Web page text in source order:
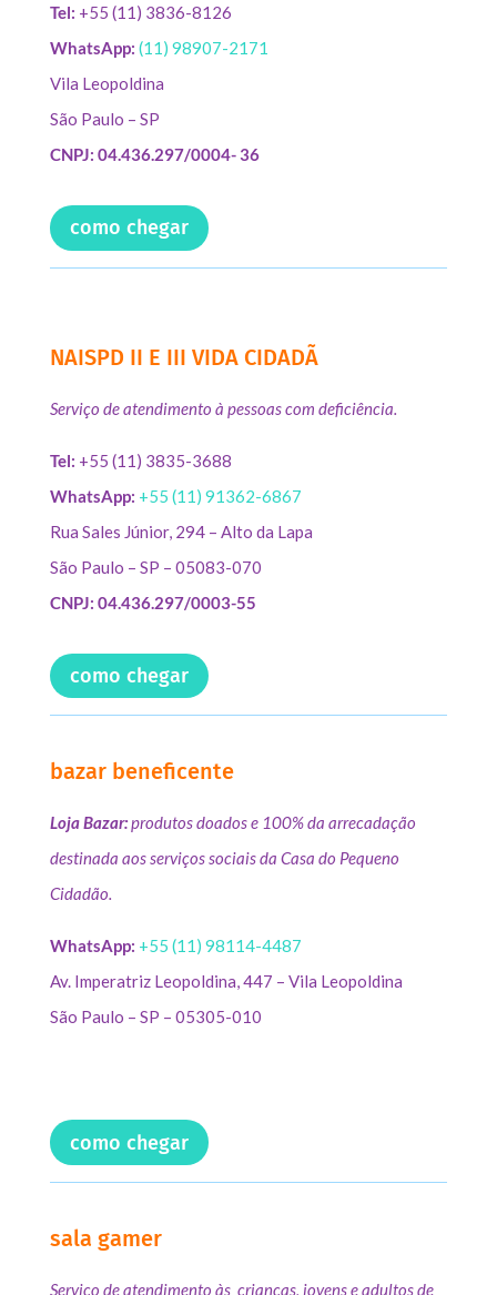
Tel: +55 (11) 3836-8126
WhatsApp: (11) 98907-2171
Vila Leopoldina
São Paulo – SP
CNPJ: 04.436.297/0004- 36
como chegar
NAISPD II E III VIDA CIDADÃ
Serviço de atendimento à pessoas com deficiência.
Tel: +55 (11) 3835-3688
WhatsApp: +55 (11) 91362-6867
Rua Sales Júnior, 294 – Alto da Lapa
São Paulo – SP – 05083-070
CNPJ: 04.436.297/0003-55
como chegar
bazar beneficente
Loja Bazar:produtos doados e 100% da arrecadação
destinada aos serviços sociais da Casa do Pequeno
Cidadão.
WhatsApp: +55 (11) 98114-4487
Av. Imperatriz Leopoldina, 447 – Vila Leopoldina
São Paulo – SP – 05305-010
como chegar
sala gamer
Serviço de atendimento às crianças, jovens e adultos de